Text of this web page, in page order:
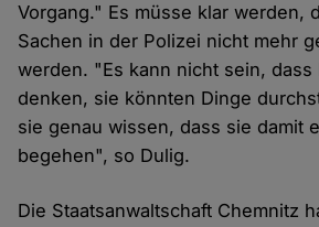
Vorgang." Es müsse klar werden,
Sachen in der Polizei nicht mehr
werden. "Es kann nicht sein, dass
denken, sie könnten Dinge
sie genau wissen, dass sie damit
begehen", so Dulig.
Die Staatsanwaltschaft Chemnitz